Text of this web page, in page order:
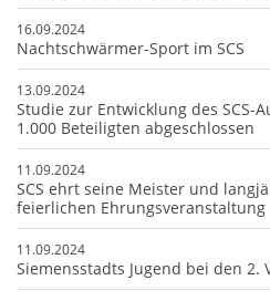
16.09.2024
Nachtschwärmer-Sport im SCS
13.09.2024
Studie zur Entwicklung des SCS-
1.000 Beteiligten abgeschlossen
11.09.2024
SCS ehrt seine Meister und
feierlichen Ehrungsveranstaltung
11.09.2024
Siemensstadts Jugend bei den 2.